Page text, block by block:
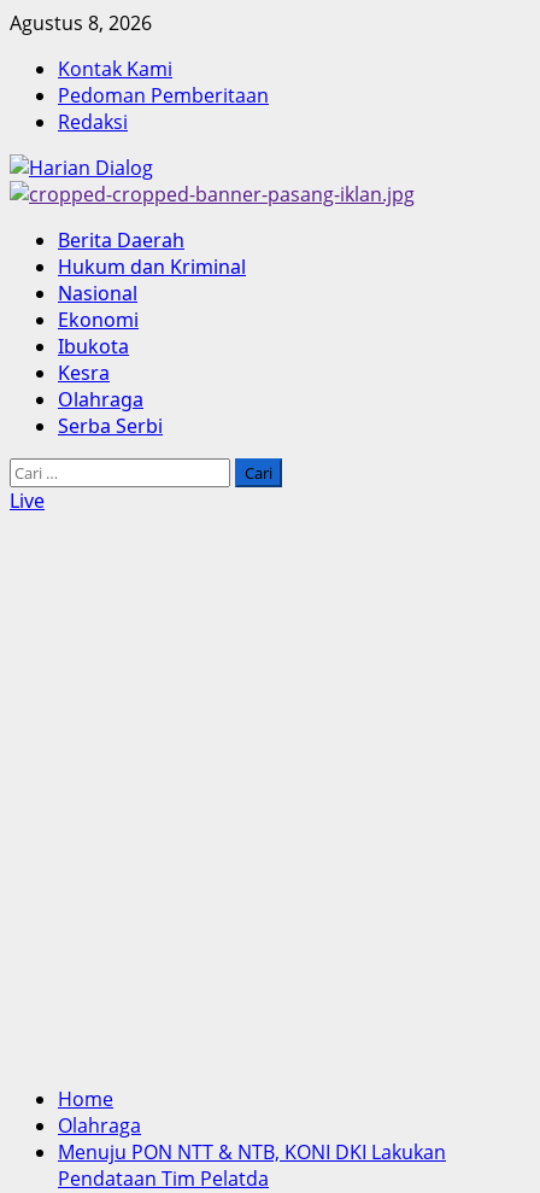
Skip
content
Agustus 8, 2026
Kontak Kami
Pedoman Pemberitaan
Redaksi
Primary
Menu
Berita Daerah
Hukum dan Kriminal
Nasional
Ekonomi
Ibukota
Kesra
Olahraga
Serba Serbi
Cari
untuk:
Live
Home
Olahraga
Menuju PON NTT & NTB, KONI DKI Lakukan
Pendataan Tim Pelatda